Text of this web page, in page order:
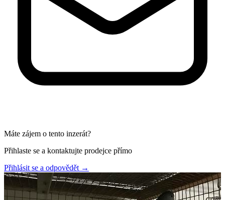
Máte zájem o tento inzerát?
Přihlaste se a kontaktujte prodejce přímo
Přihlásit se a odpovědět →